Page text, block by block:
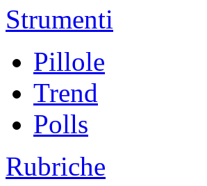
Strumenti
Pillole
Trend
Polls
Rubriche